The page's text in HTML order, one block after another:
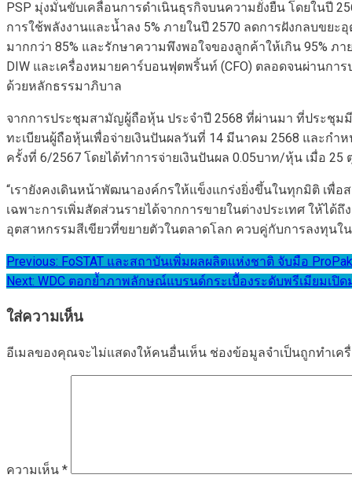
PSP มุ่งมั่นขับเคลื่อนการดำเนินธุรกิจบนความยั่งยืน โดยในปี
การใช้พลังงานและน้ำลง 5% ภายในปี 2570 ลดการฝังกลบขย
มากกว่า 85% และรักษาความพึงพอใจของลูกค้าให้เกิน 95% ภ
DIW และเครื่องหมายคาร์บอนฟุตพริ้นท์ (CFO) ตลอดจนผ่านกา
ด้วยหลักธรรมาภิบาล
จากการประชุมสามัญผู้ถือหุ้น ประจำปี 2568 ที่ผ่านมา ที่ประชุม
ทะเบียนผู้ถือหุ้นเพื่อจ่ายเงินปันผลวันที่ 14 มีนาคม 2568 และก
ครั้งที่ 6/2567 โดยได้ทำการจ่ายเงินปันผล 0.05บาท/หุ้น เมื่อ
“เรายังคงเดินหน้าพัฒนาองค์กรให้แข็งแกร่งยิ่งขึ้นในทุกมิติ เพื่อ
เฉพาะการเพิ่มสัดส่วนรายได้จากการขายในต่างประเทศ ให้ไ
อุตสาหกรรมสีเขียวที่ขยายตัวในตลาดโลก ควบคู่กับการลงทุนใ
แนะแนว
เรื่อง
Previous: FoSTAT และสถาบันเพิ่มผลผลิตแห่งชาติ จับมือ
Next: WDC ตอกย้ำภาพลักษณ์แบรนด์กระเบื้องระดับพรีเมียมเปิด
ใส่ความเห็น
อีเมลของคุณจะไม่แสดงให้คนอื่นเห็น ช่องข้อมูลจำเป็นถูกทำเค
ความเห็น *